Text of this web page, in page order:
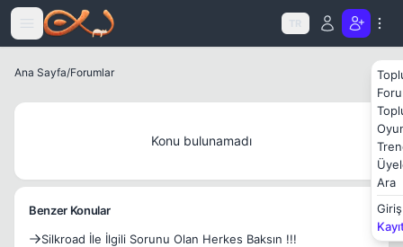
Icerige atla
TR
Ara
Giriş
Ana Sayfa/Forumlar
Konu bulunamadı
Benzer Konular
Silkroad İle İlgili Sorunu Olan Herkes Baksın !!!